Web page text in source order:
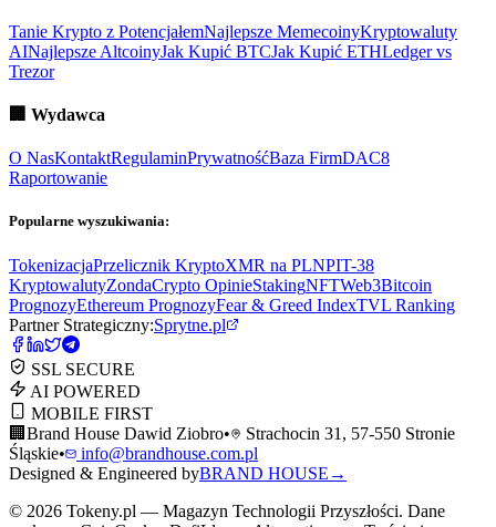
Tanie Krypto z PotencjałemNajlepsze MemecoinyKryptowaluty
AINajlepsze AltcoinyJak Kupić BTCJak Kupić ETHLedger vs
Trezor
🏢 Wydawca
O NasKontaktRegulaminPrywatnośćBaza FirmDAC8
Raportowanie
Popularne wyszukiwania:
TokenizacjaPrzelicznik KryptoXMR na PLNPIT-38
KryptowalutyZondaCrypto OpinieStakingNFTWeb3Bitcoin
PrognozyEthereum PrognozyFear & Greed IndexTVL Ranking
Partner Strategiczny:Sprytne.pl
SSL SECURE
AI POWERED
MOBILE FIRST
🏢 Brand House Dawid Ziobro•
Strachocin 31, 57-550 Stronie
Śląskie•
info@brandhouse.com.pl
Designed & Engineered byBRAND HOUSE →
© 2026 Tokeny.pl — Magazyn Technologii Przyszłości. Dane